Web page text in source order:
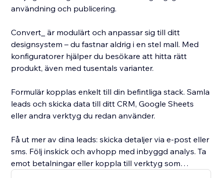
användning och publicering.
Convert_ är modulärt och anpassar sig till ditt
designsystem – du fastnar aldrig i en stel mall. Med
konfiguratorer hjälper du besökare att hitta rätt
produkt, även med tusentals varianter.
Formulär kopplas enkelt till din befintliga stack. Samla
leads och skicka data till ditt CRM, Google Sheets
eller andra verktyg du redan använder.
Få ut mer av dina leads: skicka detaljer via e-post eller
sms. Följ inskick och avhopp med inbyggd analys. Ta
emot betalningar eller koppla till verktyg som